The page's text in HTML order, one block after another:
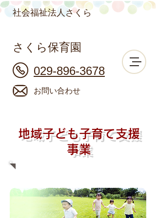
さくら保育園
029-896-3678
お問い合わせ
社会福祉法人さくら
地域子ども子育て​支援
事業